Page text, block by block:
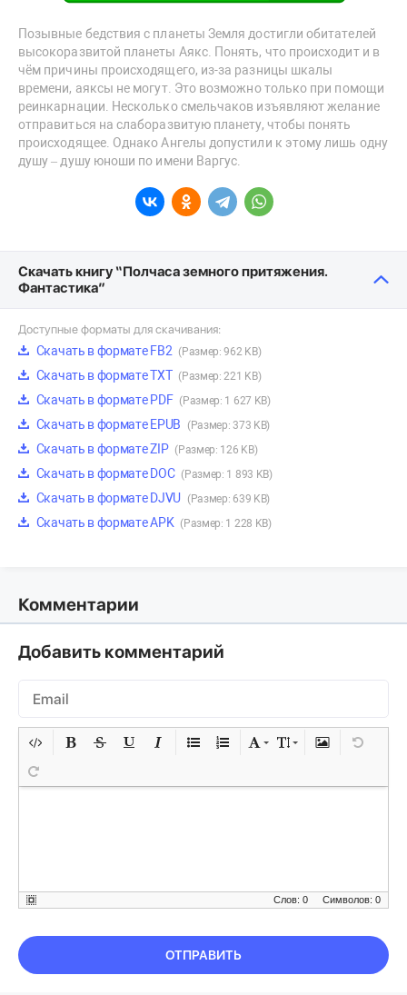
Позывные бедствия с планеты Земля достигли обитателей
высокоразвитой планеты Аякс. Понять, что происходит и в
чём причины происходящего, из-за разницы шкалы
времени, аяксы не могут. Это возможно только при помощи
реинкарнации. Несколько смельчаков изъявляют желание
отправиться на слаборазвитую планету, чтобы понять
происходящее. Однако Ангелы допустили к этому лишь одну
душу – душу юноши по имени Варгус.
Скачать книгу “Полчаса земного притяжения.
Фантастика”
Доступные форматы для скачивания:
Скачать в формате FB2 (Размер: 962 KB)
Скачать в формате TXT (Размер: 221 KB)
Скачать в формате PDF (Размер: 1 627 KB)
Скачать в формате EPUB (Размер: 373 KB)
Скачать в формате ZIP (Размер: 126 KB)
Скачать в формате DOC (Размер: 1 893 KB)
Скачать в формате DJVU (Размер: 639 KB)
Скачать в формате APK (Размер: 1 228 KB)
Комментарии
Добавить комментарий
Символов: 0
Слов: 0
ОТПРАВИТЬ